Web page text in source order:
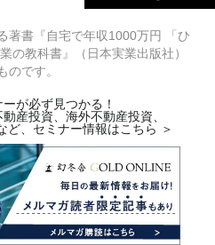
著書『自宅で年収1000万円 「ひ
の教科書』（日本実業出版社）
のです。
が必ず見つかる！
産投資、海外不動産投資、
ど、セミナー情報はこちら ＞